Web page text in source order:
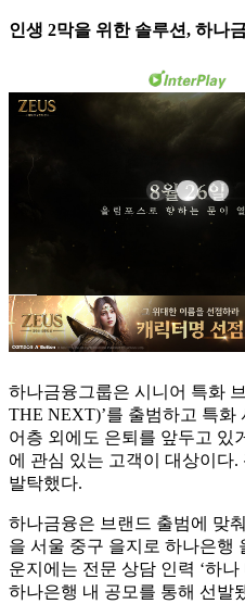
인생 2막을 위한 솔루션, 하나
하나금융그룹은 시니어 특화
THE NEXT)’를 출범하고 특화
어층 외에도 은퇴를 앞두고 있
에 관심 있는 고객이 대상이다
발탁했다.
하나금융은 브랜드 출범에 맞
을 서울 중구 을지로 하나은행
운지에는 전문 상담 인력 ‘하
하나은행 내 공모를 통해 선발